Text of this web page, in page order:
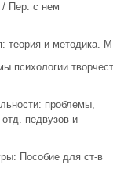
/ Пер. с нем
теория и методика.
психологии
проблемы,
педвузов и
Пособие для ст-в